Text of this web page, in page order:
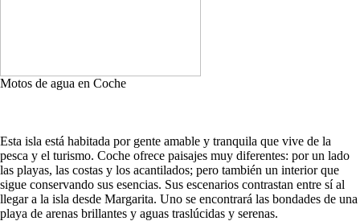
Motos de agua en Coche
Esta isla está habitada por gente amable y tranquila que vive de la
pesca y el turismo. Coche ofrece paisajes muy diferentes: por un lado
las playas, las costas y los acantilados; pero también un interior que
sigue conservando sus esencias. Sus escenarios contrastan entre sí al
llegar a la isla desde Margarita. Uno se encontrará las bondades de una
playa de arenas brillantes y aguas traslúcidas y serenas.